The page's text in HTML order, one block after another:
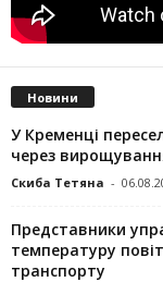
Новини
У Кременці
через
Скиба Тетяна -
Представники
температуру
транспорту